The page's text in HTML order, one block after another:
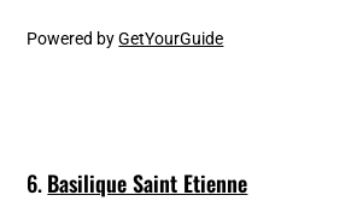
Powered byGetYourGuide
6.Basilique Saint Etienne